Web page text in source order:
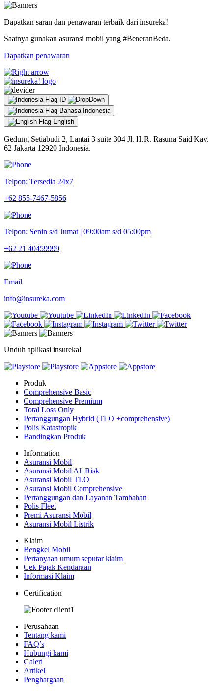
Dapatkan saran dan penawaran terbaik dari insureka!
Saatnya gunakan asuransi mobil yang #BeneranBeda.
Dapatkan penawaran
ID
Bahasa Indonesia
English
Gedung Setiabudi 2, Lantai 3 suite 304 Jl. H.R. Rasuna Said Kav.
62 Jakarta 12920 Indonesia.
Telpon: Tersedia 24x7
+62 855-7467-5856
Telpon: Senin s/d Jumat | 09:00am s/d 05:00pm
+62 21 40459999
Email
info@insureka.com
Unduh aplikasi insureka!
Produk
Comprehensive Basic
Comprehensive Premium
Total Loss Only
Pertanggungan Hybrid (TLO +comprehensive)
Polis Katastropik
Bandingkan Produk
Information
Asuransi Mobil
Asuransi Mobil All Risk
Asuransi Mobil TLO
Asuransi Mobil Comprehensive
Pertanggungan dan Layanan Tambahan
Polis Fleet
Premi Asuransi Mobil
Asuransi Mobil Listrik
Klaim
Bengkel Mobil
Pertanyaan umum seputar klaim
Cek Pajak Kendaraan
Informasi Klaim
Certification
Perusahaan
Tentang kami
FAQ’s
Hubungi kami
Galeri
Artikel
Penghargaan